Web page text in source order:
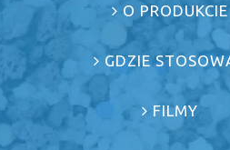
O PRODUKCIE
GDZIE
FILMY